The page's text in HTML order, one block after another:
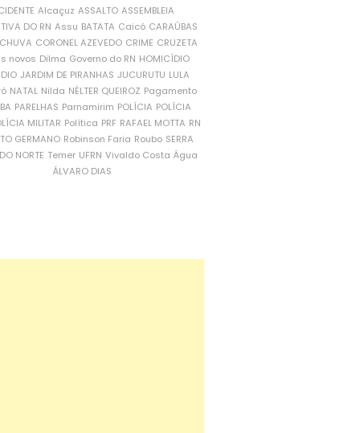
Alcaçuz ASSALTO ASSEMBLEIA
DO RN Assu BATATA Caicó CARAÚBAS
CORONEL AZEVEDO CRIME CRUZETA
novos Dilma Governo do RN HOMICÍDIO
JARDIM DE PIRANHAS JUCURUTU LULA
NATAL Nilda NÉLTER QUEIROZ Pagamento
PARELHAS Parnamirim POLÍCIA POLÍCIA
MILITAR Política PRF RAFAEL MOTTA RN
GERMANO Robinson Faria Roubo SERRA
NORTE Temer UFRN Vivaldo Costa Água
ÁLVARO DIAS